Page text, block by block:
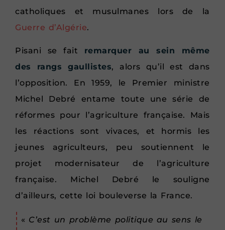
catholiques et musulmanes lors de la
Guerre d’Algérie.
Pisani se fait remarquer au sein même
des rangs gaullistes, alors qu’il est dans
l’opposition. En 1959, le Premier ministre
Michel Debré entame toute une série de
réformes pour l’agriculture française. Mais
les réactions sont vivaces, et hormis les
jeunes agriculteurs, peu soutiennent le
projet modernisateur de l’agriculture
française. Michel Debré le souligne
d’ailleurs, cette loi bouleverse la France.
« C’est un problème politique au sens le